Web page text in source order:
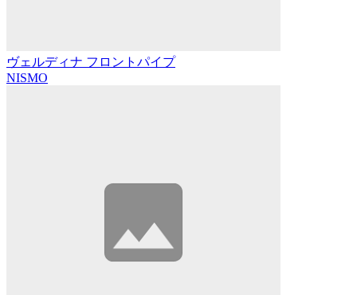
ヴェルディナ フロントパイプ
NISMO